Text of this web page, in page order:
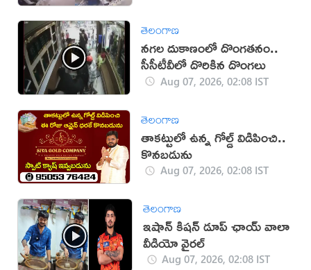
తెలంగాణ
నగల దుకాణంలో దొంగతనం..
సీసీటీవీలో దొరికిన దొంగలు
Aug 07, 2026, 02:08 IST
తెలంగాణ
తాకట్టులో ఉన్న గోల్డ్ విడిపించి..
కొనబడును
Aug 07, 2026, 02:08 IST
తెలంగాణ
ఇషాన్ కిషన్ డూప్ ఛాయ్ వాలా
వీడియో వైరల్
Aug 07, 2026, 02:08 IST